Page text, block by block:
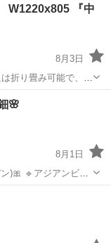
『中
8月3日
折り畳み可能で、本
🌸
8月1日
ジアンビン